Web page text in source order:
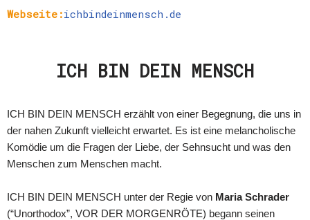
Webseite:ichbindeinmensch.de
ICH BIN DEIN MENSCH
ICH BIN DEIN MENSCH erzählt von einer Begegnung, die uns in
der nahen Zukunft vielleicht erwartet. Es ist eine melancholische
Komödie um die Fragen der Liebe, der Sehnsucht und was den
Menschen zum Menschen macht.
ICH BIN DEIN MENSCH unter der Regie von Maria Schrader
(“Unorthodox”, VOR DER MORGENRÖTE) begann seinen